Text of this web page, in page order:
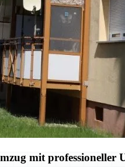
mit professioneller